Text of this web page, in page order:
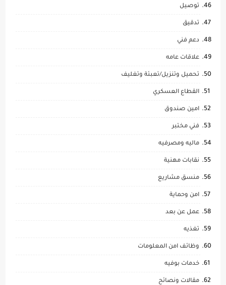
توصيل
تدقيق
دعم فني
علاقات عامه
تحميل وتنزيل/تعبئة وتغليف
القطاع العسكري
امين صندوق
فني مختبر
ماليه ومصرفيه
نقابات مهنية
منسق مشاريع
امن وحماية
عمل عن بعد
تغذيه
وظائف امن المعلومات
خدمات بوفيه
مقالات ونصائح